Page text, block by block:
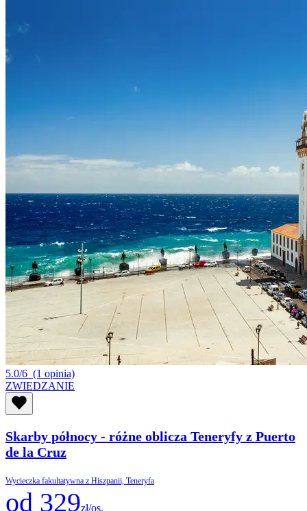
5.0/6 (1 opinia)
ZWIEDZANIE
Skarby północy - różne oblicza Teneryfy z Puerto
de la Cruz
Wycieczka fakultatywna z Hiszpanii, Teneryfa
od 329zł/os.